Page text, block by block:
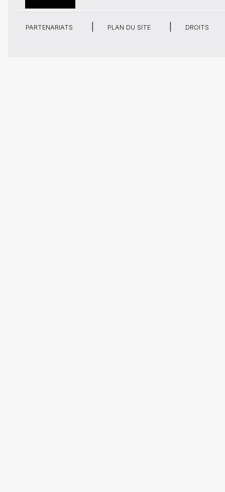
PARTENARIATS PLAN DU SITE DROITS